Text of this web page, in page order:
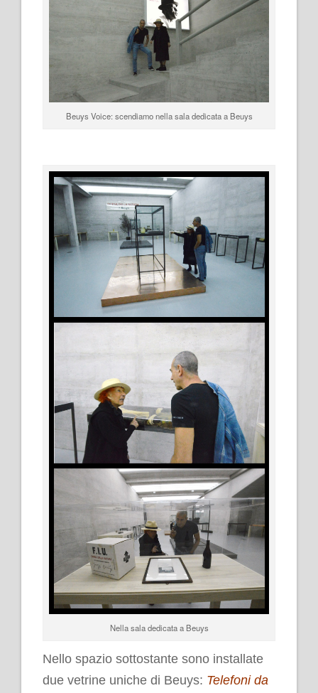
Beuys Voice: scendiamo nella sala dedicata a Beuys
Nella sala dedicata a Beuys
Nello spazio sottostante sono installate
due vetrine uniche di Beuys: Telefoni da